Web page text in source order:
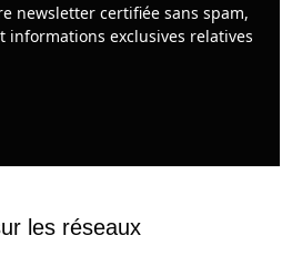
newsletter certifiée sans spam,
informations exclusives relatives
les réseaux